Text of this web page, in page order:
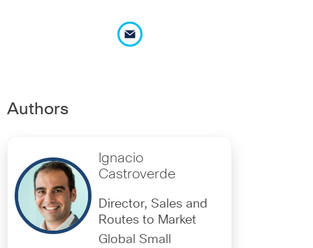
Authors
Ignacio
Castroverde
Director, Sales and
Routes to Market
Global Small